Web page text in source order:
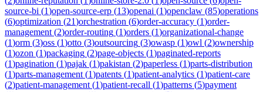
source-bi (1)open-source-erp (13)openai (1)openclaw (85)operations
(6)optimization (21)orchestration (6)order-accuracy (1)order-
management (2)order-routing (1)orders (1)organizational-change
(1)orm (3)oss (1)otto (3)outsourcing (3)owasp (1)owl (2)ownership
(1)ozon (1)packaging (2)page-objects (1)paginated-reports
(1)pagination (1)pajak (1)pakistan (2)paperless (1)parts-distribution
(1)parts-management (1)patents (1)patient-analytics (1)patient-care
(2)patient-management (1)patient-recall (1)patterns (5)payment